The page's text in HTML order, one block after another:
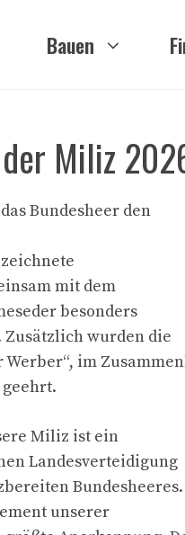
Bauen
Miliz
Bundesheer den
mit dem
besonders
wurden die
im
Miliz ist ein
Landesverteidigung
Bundesheeres.
unserer